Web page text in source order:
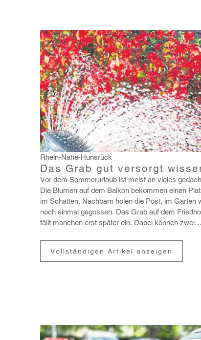
Rhein-Nahe-Hunsrück
Das Grab gut versorgt
Vor dem Sommer­ur­laub ist meist an vieles
Die Blumen auf dem Balkon bekommen einen
im Schatten, Nach­barn holen die Post, im Garten
noch einmal gegossen. Das Grab auf dem
fällt manchen erst später ein. Dabei können zwei
Vollständigen Artikel anzeigen